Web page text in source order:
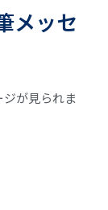
メッセ
が見られま